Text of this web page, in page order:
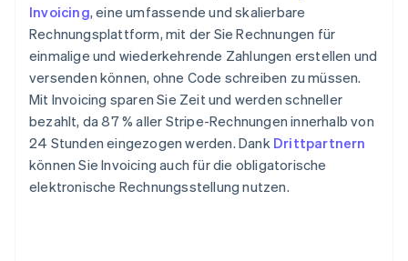
Invoicing, eine umfassende und skalierbare
Rechnungsplattform, mit der Sie Rechnungen für
einmalige und wiederkehrende Zahlungen erstellen und
versenden können, ohne Code schreiben zu müssen.
Mit Invoicing sparen Sie Zeit und werden schneller
bezahlt, da 87 % aller Stripe-Rechnungen innerhalb von
24 Stunden eingezogen werden. Dank Drittpartnern
können Sie Invoicing auch für die obligatorische
elektronische Rechnungsstellung nutzen.